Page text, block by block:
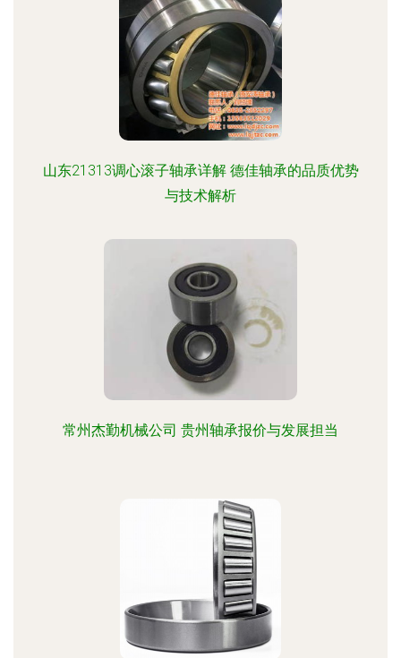
山东21313调心滚子轴承详解 德佳轴承的品质优势
与技术解析
常州杰勤机械公司 贵州轴承报价与发展担当